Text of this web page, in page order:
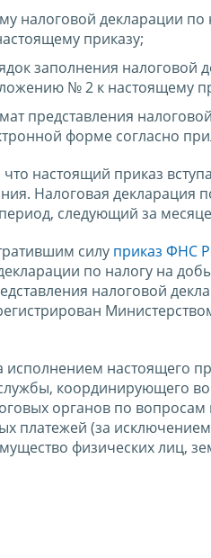
налоговой декларации
приказу;
заполнения налоговой
№ 2 к настоящему
представления
форме согласно
что настоящий приказ
Налоговая декларация
следующий за
силу приказ ФНС
по налогу на
налоговой
исполнением настоящего
координирующего
органов по
платежей (за
физических лиц,